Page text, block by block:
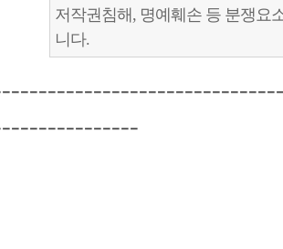
저작권침해, 명예훼손 등 분쟁요
니다.